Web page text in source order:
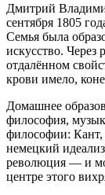
Дмитрий
сентября 1805
Семья была
искусство. Через
отдалённом
крови имело,
Домашнее
философия,
философии: Кант,
немецкий
революция — и
центре этого